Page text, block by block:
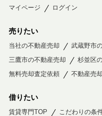
マイページ
ログイン
売りたい
当社の不動産売却
武蔵野市
三鷹市の不動産売却
杉並区
無料売却査定依頼
不動産売
借りたい
賃貸専門TOP こだわりの条